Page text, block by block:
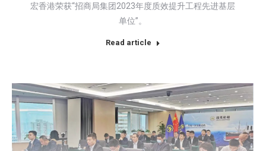
宏香港荣获“招商局集团2023年度质效提升工程先进基层
单位”。
Read article